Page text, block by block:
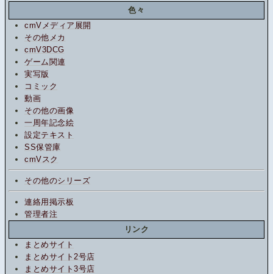
色々
cmVメディア展開
その他メカ
cmV3DCG
ゲーム関連
実写版
コミック
動画
その他の画像
一周年記念絵
設定テキスト
SS保管庫
cmVスク
その他のシリーズ
連絡用掲示板
管理者注
リンク
まとめサイト
まとめサイト2号店
まとめサイト3号店